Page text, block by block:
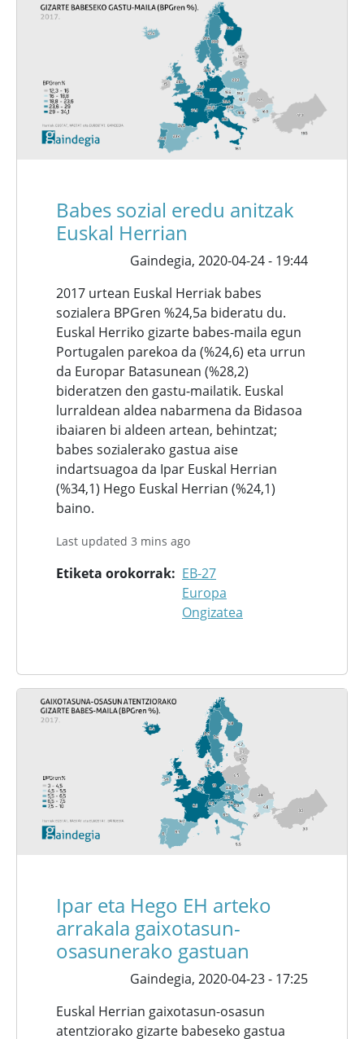
Babes sozial eredu anitzak
Euskal Herrian
Gaindegia, 2020-04-24 - 19:44
2017 urtean Euskal Herriak babes
sozialera BPGren %24,5a bideratu du.
Euskal Herriko gizarte babes-maila egun
Portugalen parekoa da (%24,6) eta urrun
da Europar Batasunean (%28,2)
bideratzen den gastu-mailatik. Euskal
lurraldean aldea nabarmena da Bidasoa
ibaiaren bi aldeen artean, behintzat;
babes sozialerako gastua aise
indartsuagoa da Ipar Euskal Herrian
(%34,1) Hego Euskal Herrian (%24,1)
baino.
Last updated 3 mins ago
Etiketa orokorrak
EB-27
Europa
Ongizatea
Ipar eta Hego EH arteko
arrakala gaixotasun-
osasunerako gastuan
Gaindegia, 2020-04-23 - 17:25
Euskal Herrian gaixotasun-osasun
atentziorako gizarte babeseko gastua